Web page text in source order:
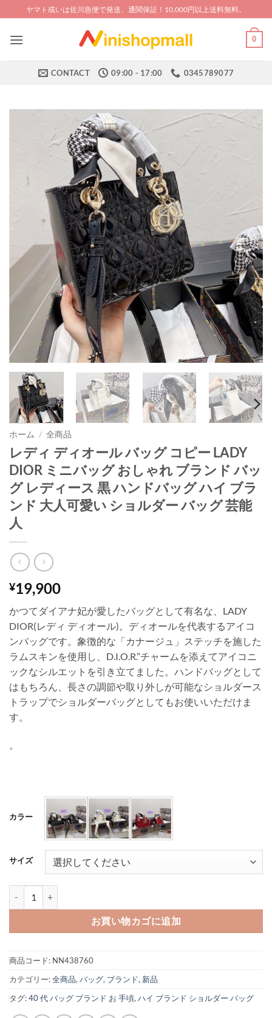
to
content
ヤマト或いは佐川急便で発送、通関保証！10,000円以上送料無料。
0
CONTACT 09:00 - 17:00 0345789077
ホーム / 全商品
レディ ディオール バッグ コピー LADY
DIOR ミニバッグ おしゃれ ブランド バッ
グ レディース 黒 ハンドバッグ ハイ ブラ
ンド 大人可愛い ショルダー バッグ 芸能
人
¥19,900
かつてダイアナ妃が愛したバッグとして有名な、LADY
DIOR(レディ ディオール)。ディオールを代表するアイコ
ンバッグです。象徴的な「カナージュ」ステッチを施した
ラムスキンを使用し、D.I.O.R.”チャームを添えてアイコニ
ックなシルエットを引き立てました。ハンドバッグとして
はもちろん、長さの調節や取り外しが可能なショルダース
トラップでショルダーバッグとしてもお使いいただけま
す。
。
カラー
サイズ
お買い物カゴに追加
商品コード: NN438760
カテゴリー:全商品, バッグ, ブランド, 新品
タグ:40 代 バッグ ブランド お 手頃, ハイ ブランド ショルダー バッグ